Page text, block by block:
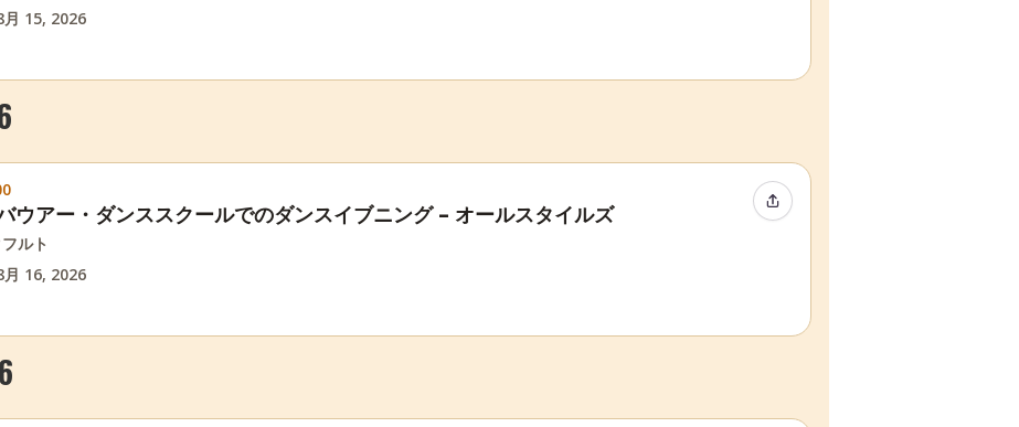
月 15, 2026
ウアー・ダンススクールでのダンスイブニング – オールスタイルズ
ルト
月 16, 2026
イベントをシェア